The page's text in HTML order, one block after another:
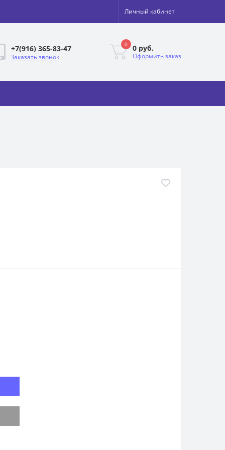
Личный кабинет
+7(916) 365-83-47
Заказать звонок
0 0 руб.
Оформить заказ